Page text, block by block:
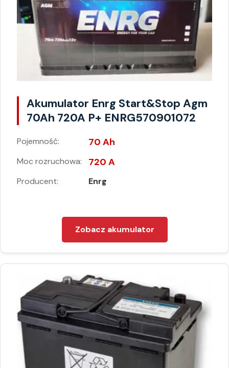
Akumulator Enrg Start&Stop Agm
70Ah 720A P+ ENRG570901072
Pojemność: 70 Ah
Moc rozruchowa: 720 A
Producent: Enrg
Zobacz akumulator